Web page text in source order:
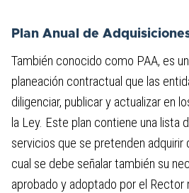
Plan Anual de
También conocido como PAA, es
planeación contractual que las
diligenciar, publicar y actualizar en
la Ley. Este plan contiene una lista
servicios que se pretenden adquirir
cual se debe señalar también su
aprobado y adoptado por el Rector